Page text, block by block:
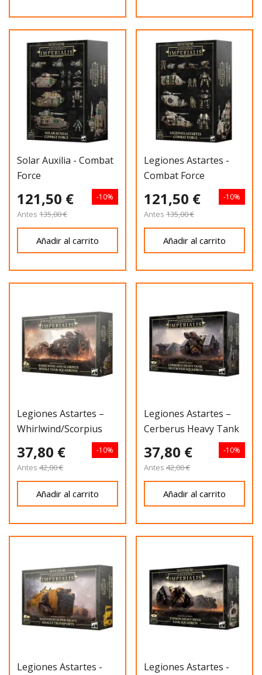
Solar Auxilia - Combat
Force
121,50 €
Antes 135,00 €
-10%
Añadir al carrito
Legiones Astartes -
Combat Force
121,50 €
Antes 135,00 €
-10%
Añadir al carrito
Legiones Astartes –
Whirlwind/Scorpius
37,80 €
Antes 42,00 €
-10%
Añadir al carrito
Legiones Astartes –
Cerberus Heavy Tank
37,80 €
Antes 42,00 €
-10%
Añadir al carrito
Legiones Astartes -
Legiones Astartes -